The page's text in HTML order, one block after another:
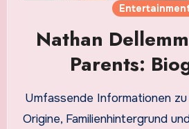
Nathan
Parents:
Umfassende Informationen zu
Origine, Familienhintergrund